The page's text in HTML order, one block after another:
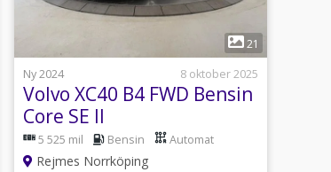
21
Ny 2024
8 oktober 2025
Volvo XC40 B4 FWD Bensin
Core SE II
5 525 mil Bensin Automat
Rejmes Norrköping